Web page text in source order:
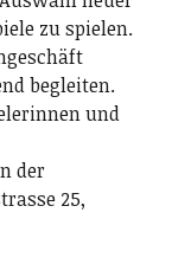
zu spielen.
begleiten.
und
der
25,